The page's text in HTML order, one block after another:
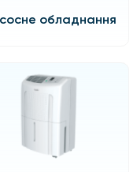
обладнання